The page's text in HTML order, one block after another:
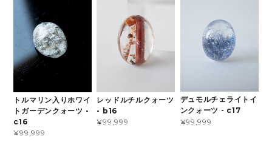
トルマリン入りホワイ
トガーデンクォーツ -
c16
¥99,999
レッドルチルクォーツ
- b16
¥99,999
デュモルチェライトイ
ンクォーツ - c17
¥99,999